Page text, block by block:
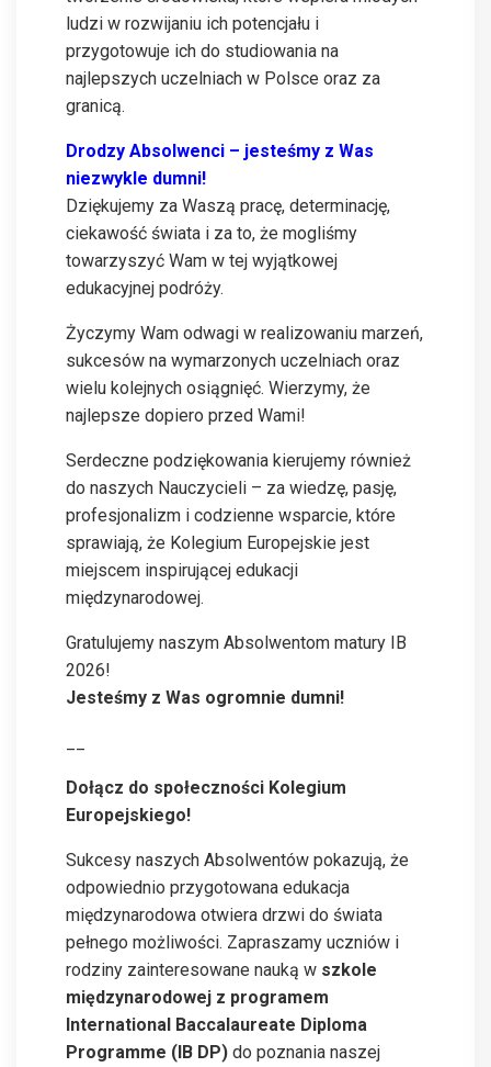
ludzi w rozwijaniu ich potencjału i
przygotowuje ich do studiowania na
najlepszych uczelniach w Polsce oraz za
granicą.
Drodzy Absolwenci – jesteśmy z Was
niezwykle dumni!
Dziękujemy za Waszą pracę, determinację,
ciekawość świata i za to, że mogliśmy
towarzyszyć Wam w tej wyjątkowej
edukacyjnej podróży.
Życzymy Wam odwagi w realizowaniu marzeń,
sukcesów na wymarzonych uczelniach oraz
wielu kolejnych osiągnięć. Wierzymy, że
najlepsze dopiero przed Wami!
Serdeczne podziękowania kierujemy również
do naszych Nauczycieli – za wiedzę, pasję,
profesjonalizm i codzienne wsparcie, które
sprawiają, że Kolegium Europejskie jest
miejscem inspirującej edukacji
międzynarodowej.
Gratulujemy naszym Absolwentom matury IB
2026!
Jesteśmy z Was ogromnie dumni!
Dołącz do społeczności Kolegium
Europejskiego!
Sukcesy naszych Absolwentów pokazują, że
odpowiednio przygotowana edukacja
międzynarodowa otwiera drzwi do świata
pełnego możliwości. Zapraszamy uczniów i
rodziny zainteresowane nauką w szkole
międzynarodowej z programem
International Baccalaureate Diploma
Programme (IB DP) do poznania naszej